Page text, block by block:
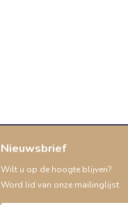
Nieuwsbrief
Wilt u op de hoogte blijven?
Word lid van onze mailinglijst: